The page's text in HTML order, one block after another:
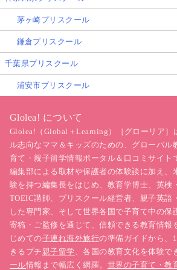
記事をお読み頂きありがとうござ
★ ★ ★ ★ ★ 評価を送る
現地レポート 北欧の働き方
海
海外進路選択
夏休みのアルバイト
中学生アルバイト
高校生アルバイト
北欧教育制度
ウプサラ市
海外
中高生アルバイト
サマージョブ
北欧の教育
地域の取り組み
夏
子ども支援
北欧の子育て
スウ
茅ヶ崎プリスクール
鎌倉プリスクール
千葉県プリスクール
浦安市プリスクール
Glolea! について
Glolea!（Global＋Learning）［グローリア］
ル志向なママ＆キッズのための、グローバル
育て・親子留学情報ポータル＆口コミサイト
編集部による取材や保護者の体験談に加え、
験を持つ編集長をはじめ、教育学博士、英検
TOEIC講師、プリスクール経営者、親子英語
した専門家、そして世界各国で子育て中の保
寄稿・ご監修を通じて、信頼できる教育情報
じめての子連れ海外旅行の準備ガイドから、
きるプチ親子留学、各国の教育文化を体験で
ール情報まで幅広く網羅。 世界の子育て・教